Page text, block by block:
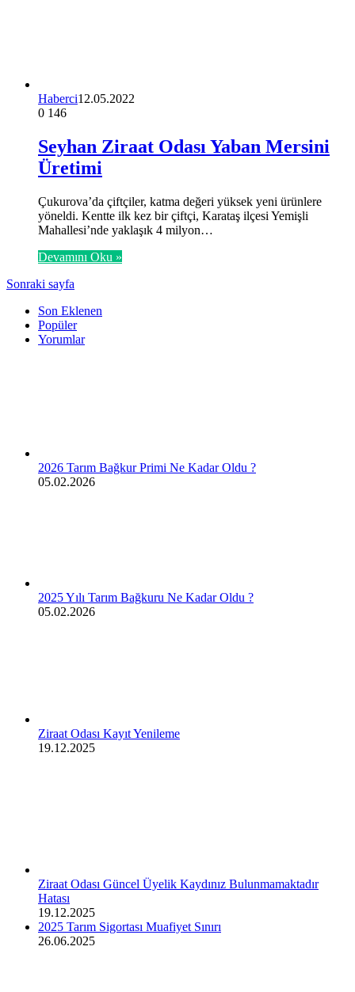
Haberci12.05.2022
0 146
Seyhan Ziraat Odası Yaban Mersini
Üretimi
Çukurova’da çiftçiler, katma değeri yüksek yeni ürünlere
yöneldi. Kentte ilk kez bir çiftçi, Karataş ilçesi Yemişli
Mahallesi’nde yaklaşık 4 milyon…
Devamını Oku »
Sonraki sayfa
Son Eklenen
Popüler
Yorumlar
2026 Tarım Bağkur Primi Ne Kadar Oldu ?
05.02.2026
2025 Yılı Tarım Bağkuru Ne Kadar Oldu ?
05.02.2026
Ziraat Odası Kayıt Yenileme
19.12.2025
Ziraat Odası Güncel Üyelik Kaydınız Bulunmamaktadır
Hatası
19.12.2025
2025 Tarım Sigortası Muafiyet Sınırı
26.06.2025